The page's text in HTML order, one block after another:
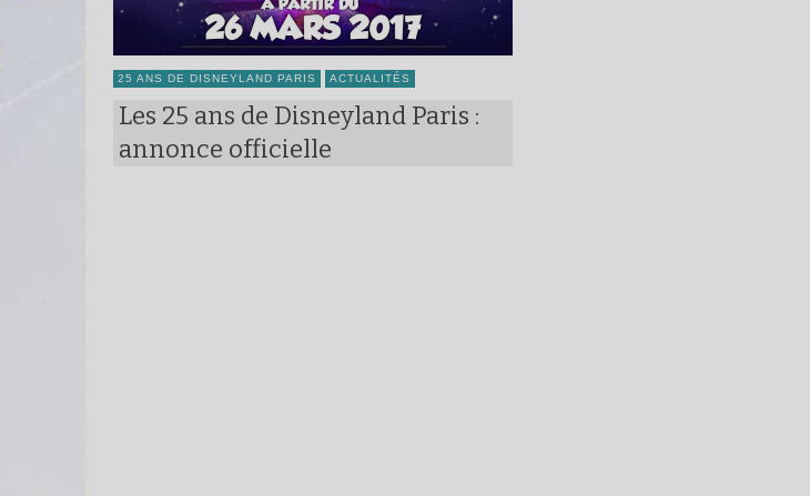
25 ANS DE DISNEYLAND PARIS ACTUALITÉS
Les 25 ans de Disneyland Paris :
annonce officielle